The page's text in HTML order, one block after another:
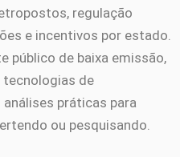
regulação
e incentivos por estado.
público de baixa emissão,
tecnologias de
práticas para
ou pesquisando.